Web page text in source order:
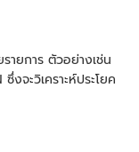
ายการ ตัวอย่างเช่น
จะวิเคราะห์ประโยค